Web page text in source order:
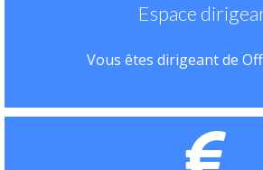
Espace
Vous êtes dirigeant de